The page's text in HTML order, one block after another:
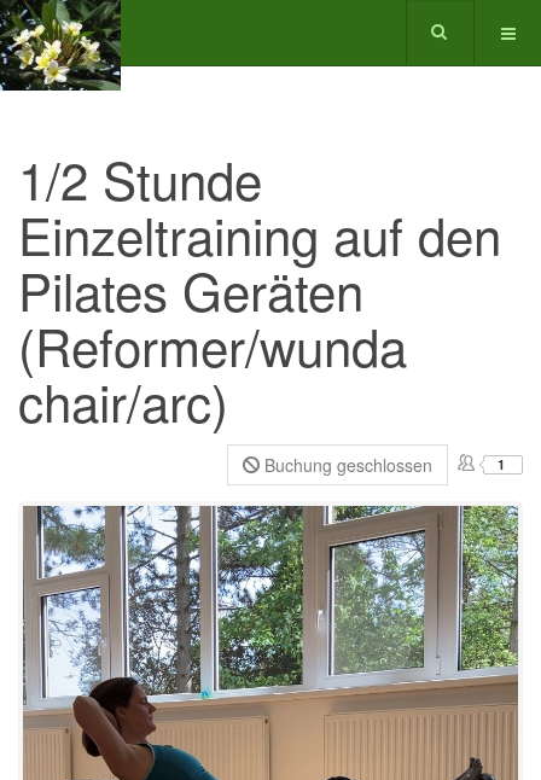
1/2 Stunde
Einzeltraining auf den
Pilates Geräten
(Reformer/wunda
chair/arc)
Buchung geschlossen 1